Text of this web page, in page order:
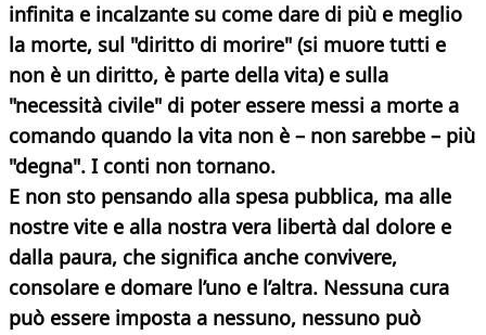
infinita e incalzante su come dare di più e meglio
la morte, sul "diritto di morire" (si muore tutti e
non è un diritto, è parte della vita) e sulla
"necessità civile" di poter essere messi a morte a
comando quando la vita non è – non sarebbe – più
"degna". I conti non tornano.
E non sto pensando alla spesa pubblica, ma alle
nostre vite e alla nostra vera libertà dal dolore e
dalla paura, che significa anche convivere,
consolare e domare l’uno e l’altra. Nessuna cura
può essere imposta a nessuno, nessuno può